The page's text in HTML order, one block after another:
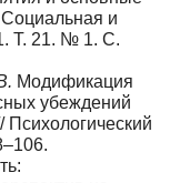
и
Т. 21. № 1. С.
Модификация
убеждений